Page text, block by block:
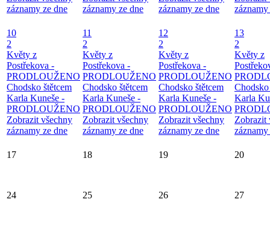
záznamy ze dne
záznamy ze dne
záznamy ze dne
10
2
Květy z
Postřekova -
PRODLOUŽENO
Chodsko štětcem
Karla Kuneše -
PRODLOUŽENO
Zobrazit všechny
záznamy ze dne
11
2
Květy z
Postřekova -
PRODLOUŽENO
Chodsko štětcem
Karla Kuneše -
PRODLOUŽENO
Zobrazit všechny
záznamy ze dne
12
2
Květy z
Postřekova -
PRODLOUŽENO
Chodsko štětcem
Karla Kuneše -
PRODLOUŽENO
Zobrazit všechny
záznamy ze dne
13
2
Květy z
Chodsko
Karla
Zobrazit
17 18 19 20
24 25 26 27